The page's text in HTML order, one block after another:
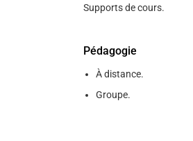
Supports de cours.
Pédagogie
À distance.
Groupe.